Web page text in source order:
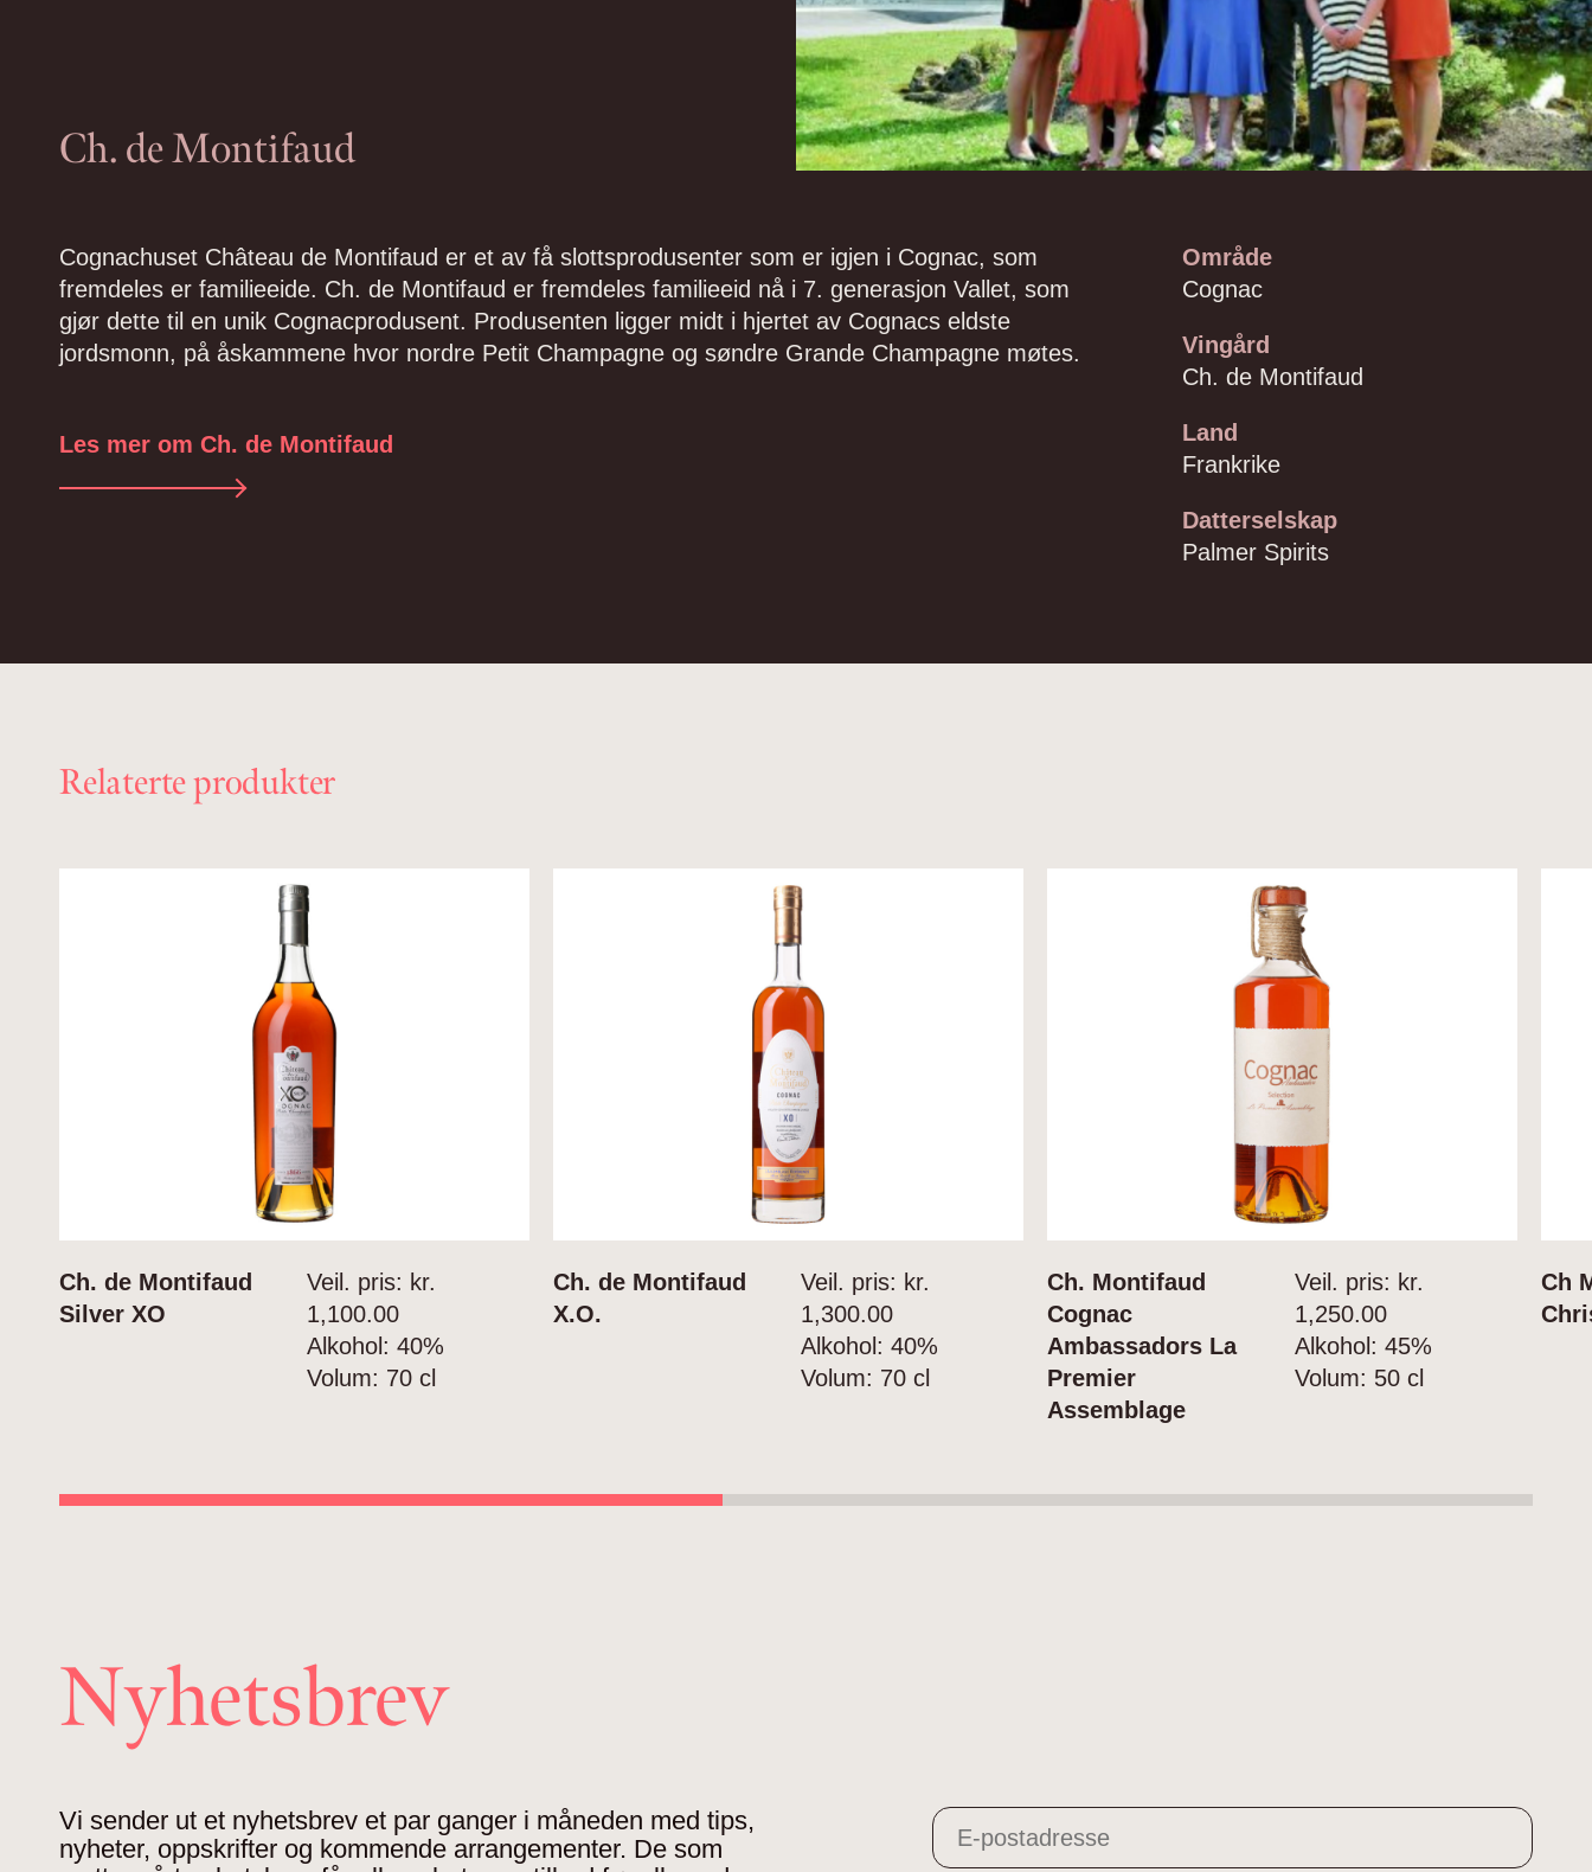
Ch. de Montifaud
Cognachuset Château de Montifaud er et av få slottsprodusenter som er igjen i Cognac, som
fremdeles er familieeide. Ch. de Montifaud er fremdeles familieeid nå i 7. generasjon Vallet, som
gjør dette til en unik Cognacprodusent. Produsenten ligger midt i hjertet av Cognacs eldste
jordsmonn, på åskammene hvor nordre Petit Champagne og søndre Grande Champagne møtes.
Les mer om Ch. de Montifaud
Område
Cognac
Vingård
Ch. de Montifaud
Land
Frankrike
Datterselskap
Palmer Spirits
Relaterte produkter
Ch. de Montifaud
Silver XO
Veil. pris: kr.
1,100.00
Alkohol: 40%
Volum: 70 cl
Ch. de Montifaud
X.O.
Veil. pris: kr.
1,300.00
Alkohol: 40%
Volum: 70 cl
Ch. Montifaud
Cognac
Ambassadors La
Premier
Assemblage
Veil. pris: kr.
1,250.00
Alkohol: 45%
Volum: 50 cl
Ch
Nyhetsbrev
Vi sender ut et nyhetsbrev et par ganger i måneden med tips,
nyheter, oppskrifter og kommende arrangementer. De som